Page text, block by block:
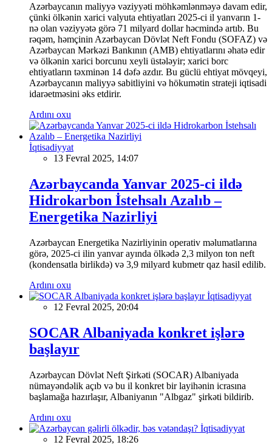
Azərbaycanın maliyyə vəziyyəti möhkəmlənməyə davam edir,
çünki ölkənin xarici valyuta ehtiyatları 2025-ci il yanvarın 1-
nə olan vəziyyətə görə 71 milyard dollar həcmində artıb. Bu
rəqəm, həmçinin Azərbaycan Dövlət Neft Fondu (SOFAZ) və
Azərbaycan Mərkəzi Bankının (AMB) ehtiyatlarını əhatə edir
və ölkənin xarici borcunu xeyli üstələyir; xarici borc
ehtiyatların təxminən 14 dəfə azdır. Bu güclü ehtiyat mövqeyi,
Azərbaycanın maliyyə sabitliyini və hökumətin strateji iqtisadi
idarəetməsini əks etdirir.
Ardını oxu
İqtisadiyyat
13 Fevral 2025, 14:07
Azərbaycanda Yanvar 2025-ci ildə
Hidrokarbon İstehsalı Azalıb –
Energetika Nazirliyi
Azərbaycan Energetika Nazirliyinin operativ məlumatlarına
görə, 2025-ci ilin yanvar ayında ölkədə 2,3 milyon ton neft
(kondensatla birlikdə) və 3,9 milyard kubmetr qaz hasil edilib.
Ardını oxu
İqtisadiyyat
12 Fevral 2025, 20:04
SOCAR Albaniyada konkret işlərə
başlayır
Azərbaycan Dövlət Neft Şirkəti (SOCAR) Albaniyada
nümayəndəlik açıb və bu il konkret bir layihənin icrasına
başlamağa hazırlaşır, Albaniyanın "Albgaz" şirkəti bildirib.
Ardını oxu
İqtisadiyyat
12 Fevral 2025, 18:26